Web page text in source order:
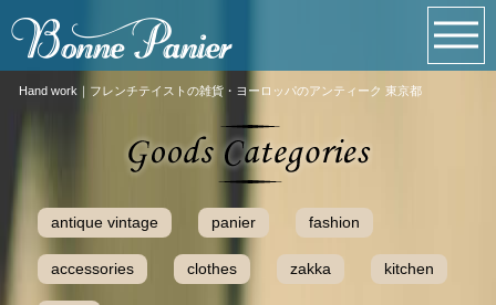
Hand work｜フレンチテイストの雑貨・ヨーロッパのアンティーク 東京都
antique vintage panier fashion
accessories clothes zakka kitchen